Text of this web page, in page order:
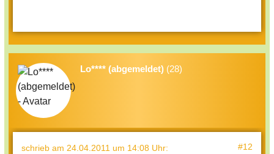
Lo**** (abgemeldet) (28)
schrieb am 24.04.2011 um 14:08 Uhr: #12